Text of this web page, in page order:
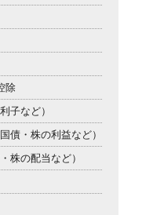
除
子など）
債・株の利益など）
株の配当など）